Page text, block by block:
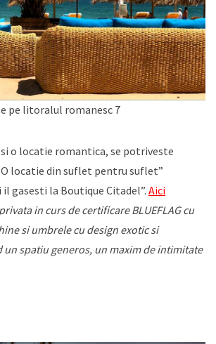
pe litoralul romanesc 7
si o locatie romantica, se potriveste
locatie din suflet pentru suflet”
il gasesti la Boutique Citadel”. Aici
in curs de certificare BLUEFLAG cu
si umbrele cu design exotic si
un spatiu generos, un maxim de intimitate